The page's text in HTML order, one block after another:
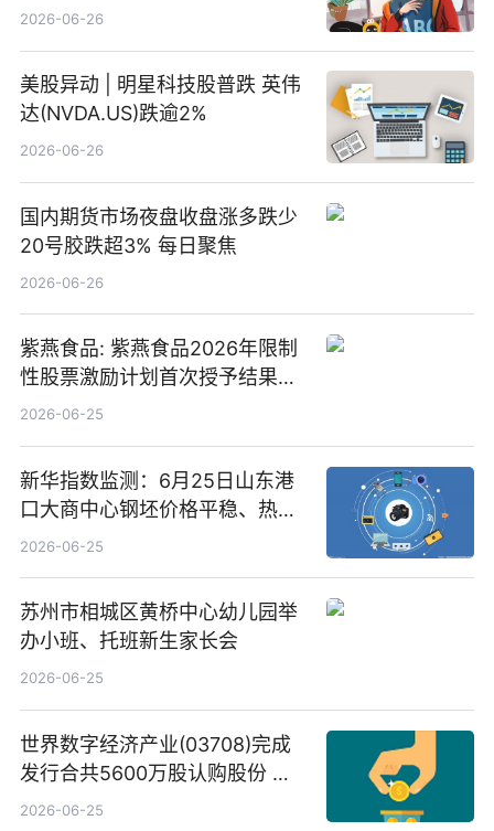
2026-06-26
美股异动 | 明星科技股普跌 英伟
达(NVDA.US)跌逾2%
2026-06-26
国内期货市场夜盘收盘涨多跌少
20号胶跌超3% 每日聚焦
2026-06-26
紫燕食品: 紫燕食品2026年限制
性股票激励计划首次授予结果公
告-微资讯
2026-06-25
新华指数监测：6月25日山东港
口大商中心钢坯价格平稳、热轧
C料价格微幅下跌
2026-06-25
苏州市相城区黄桥中心幼儿园举
办小班、托班新生家长会
2026-06-25
世界数字经济产业(03708)完成
发行合共5600万股认购股份 净
筹约1007万港元 独家焦点
2026-06-25